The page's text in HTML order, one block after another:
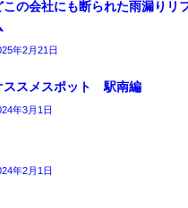
この会社にも断られた雨漏りリ
年2月21日
ススメスポット 駅南編
年3月1日
年2月1日